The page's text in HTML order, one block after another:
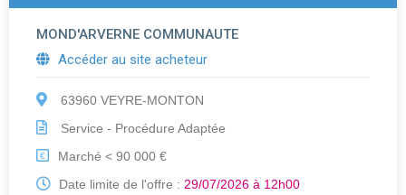
MOND'ARVERNE COMMUNAUTE
Accéder au site acheteur
63960 VEYRE-MONTON
Service - Procédure Adaptée
€
Marché < 90 000 €
Date limite de l'offre : 29/07/2026 à 12h00